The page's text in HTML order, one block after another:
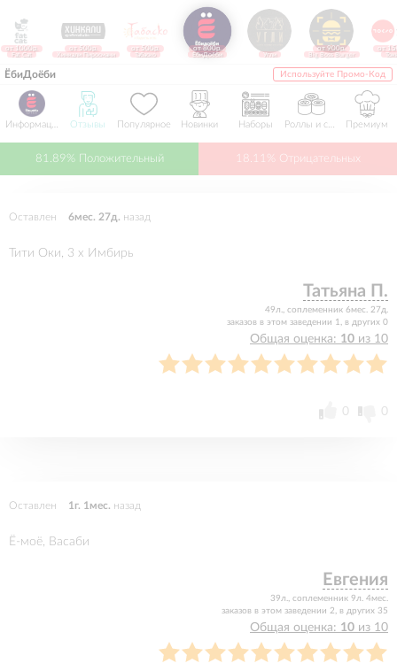
от 1000р.
Fat Cat
от 500р.
Хинкали Пиросмани
от 500р.
Табаско
от 800р.
ЁбиДоёби Угли
от 900р.
Big Boss Burger
от
ЁбиДоёби Используйте Промо-Код
Отзывы Популярное Новинки Наборы Премиум
81.89% Положительный 18.11% Отрицательных
Оставлен 6мес. 27д. назад
Тити Оки, 3 x Имбирь
Татьяна П.
49л., соплеменник 6мес. 27д.
заказов в этом заведении 1, в других 0
Общая оценка: 10 из 10
0 0
Оставлен 1г. 1мес. назад
Ё-моё, Васаби
Евгения
39л., соплеменник 9л. 4мес.
заказов в этом заведении 2, в других 35
Общая оценка: 10 из 10